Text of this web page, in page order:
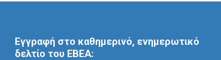
Εγγραφή στο καθημερινό, ενημερωτικό
δελτίο του ΕΒΕΑ: